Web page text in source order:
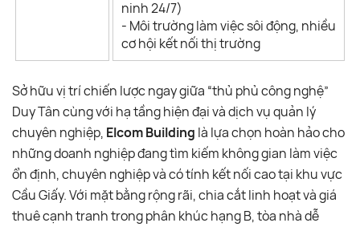
ninh 24/7)
- Môi trường làm việc sôi động, nhiều
cơ hội kết nối thị trường
Sở hữu vị trí chiến lược ngay giữa “thủ phủ công nghệ”
Duy Tân cùng với hạ tầng hiện đại và dịch vụ quản lý
chuyên nghiệp, Elcom Building là lựa chọn hoàn hảo cho
những doanh nghiệp đang tìm kiếm không gian làm việc
ổn định, chuyên nghiệp và có tính kết nối cao tại khu vực
Cầu Giấy. Với mặt bằng rộng rãi, chia cắt linh hoạt và giá
thuê cạnh tranh trong phân khúc hạng B, tòa nhà dễ